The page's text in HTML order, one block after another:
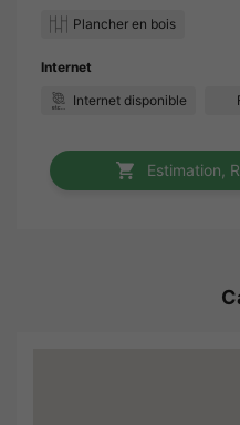
Plancher en bois
Internet
Internet disponible
Estimation,